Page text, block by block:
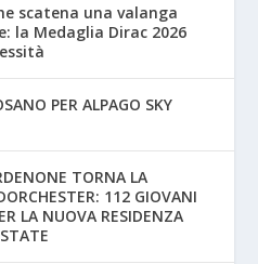
scatena una valanga
la Medaglia Dirac 2026
PER ALPAGO SKY
TORNA LA
112 GIOVANI
LA NUOVA RESIDENZA